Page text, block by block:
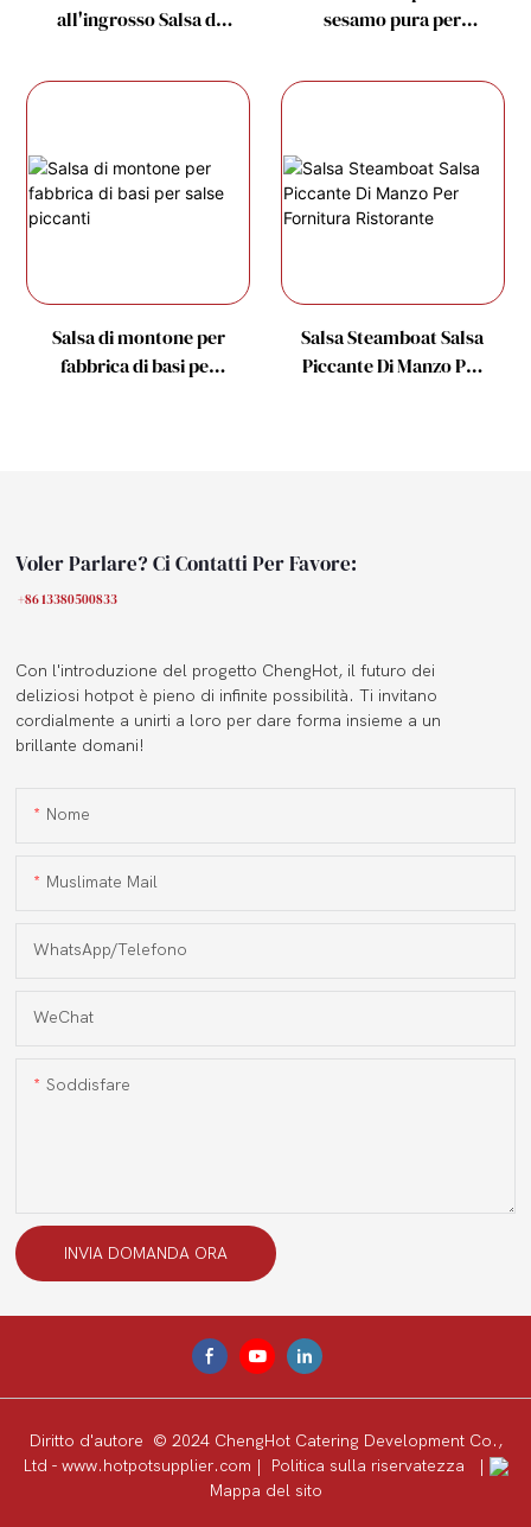
all'ingrosso Salsa di
1715587187943791
sesamo pura per
pentole calde
Salsa di montone per
fabbrica di basi per
Salsa Steamboat Salsa
Piccante Di Manzo Per
Voler Parlare? Ci Contatti Per Favore:
+86 13380500833
Con l'introduzione del progetto ChengHot, il futuro dei
deliziosi hotpot è pieno di infinite possibilità. Ti invitano
cordialmente a unirti a loro per dare forma insieme a un
brillante domani!
Nome
Muslimate Mail
WhatsApp/Telefono
WeChat
Soddisfare
INVIA DOMANDA ORA
Diritto d'autore © 2024 ChengHot Catering Development Co.,
Ltd - www.hotpotsupplier.com | Politica sulla riservatezza
|
Mappa del sito